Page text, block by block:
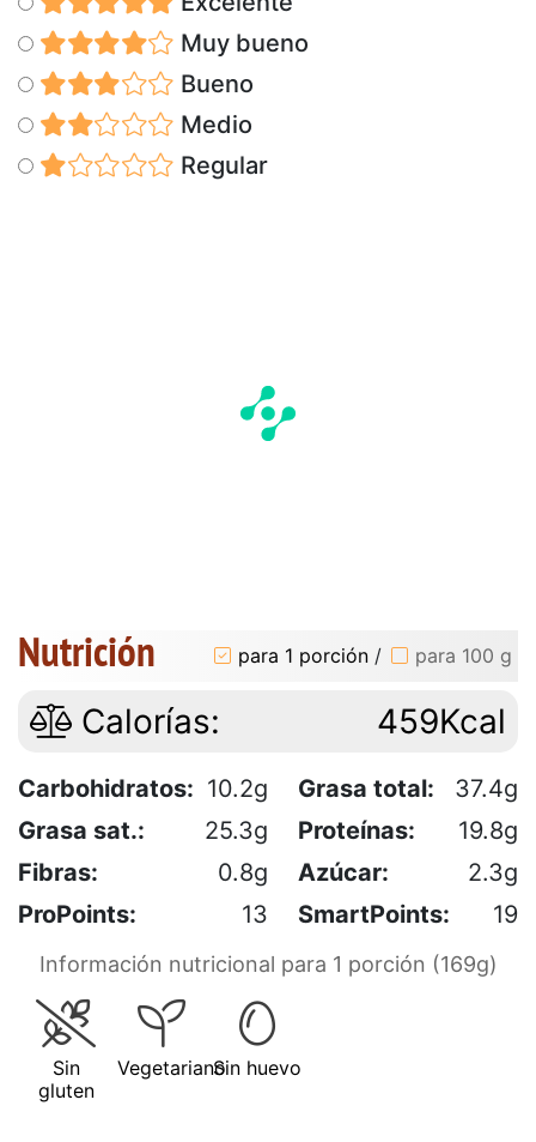
Muy bueno
Bueno
Medio
Regular
Nutrición para 1 porción / para 100 g
Calorías: 459Kcal
Carbohidratos: 10.2g Grasa total:
37.4g
Grasa sat.:
25.3g Proteínas:
19.8g
Fibras:
0.8g Azúcar:
2.3g
ProPoints:
13 SmartPoints: 19
Información nutricional para 1 porción (169g)
Sin
gluten
VegetarianoSin huevo